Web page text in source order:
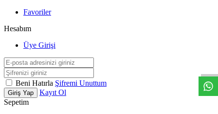
Favoriler
Hesabım
Üye Girişi
Beni Hatırla Şifremi Unuttum
Giriş Yap
Kayıt Ol
Sepetim